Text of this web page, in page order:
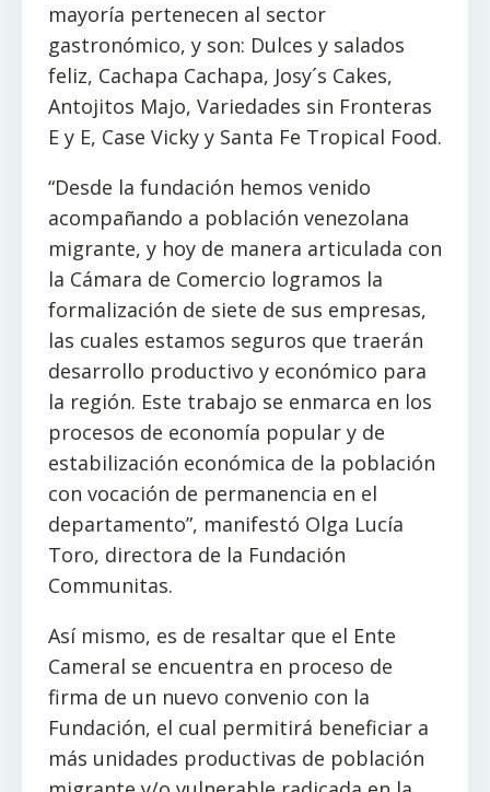
mayoría pertenecen al sector
gastronómico, y son: Dulces y salados
feliz, Cachapa Cachapa, Josy´s Cakes,
Antojitos Majo, Variedades sin Fronteras
E y E, Case Vicky y Santa Fe Tropical Food.
“Desde la fundación hemos venido
acompañando a población venezolana
migrante, y hoy de manera articulada con
la Cámara de Comercio logramos la
formalización de siete de sus empresas,
las cuales estamos seguros que traerán
desarrollo productivo y económico para
la región. Este trabajo se enmarca en los
procesos de economía popular y de
estabilización económica de la población
con vocación de permanencia en el
departamento”, manifestó Olga Lucía
Toro, directora de la Fundación
Communitas.
Así mismo, es de resaltar que el Ente
Cameral se encuentra en proceso de
firma de un nuevo convenio con la
Fundación, el cual permitirá beneficiar a
más unidades productivas de población